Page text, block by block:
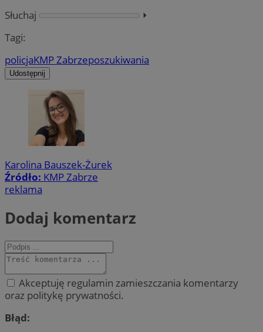
Słuchaj
⏵︎
Tagi:
policjaKMP Zabrzeposzukiwania
Udostępnij
Karolina Bauszek-Żurek
Źródło: KMP Zabrze
reklama
Dodaj komentarz
Akceptuję regulamin zamieszczania komentarzy
oraz politykę prywatności.
Błąd: